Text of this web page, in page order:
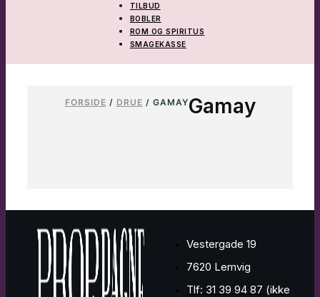
TILBUD
BOBLER
ROM OG SPIRITUS
SMAGEKASSE
FORSIDE / DRUE / GAMAYGamay
Vestergade 19
7620 Lemvig
Tlf: 31 39 94 87 (ikke